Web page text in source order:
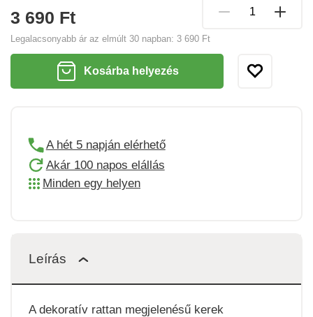
3 690 Ft
Legalacsonyabb ár az elmúlt 30 napban: 3 690 Ft
Kosárba helyezés
A hét 5 napján elérhető
Akár 100 napos elállás
Minden egy helyen
Leírás
A dekoratív rattan megjelenésű kerek